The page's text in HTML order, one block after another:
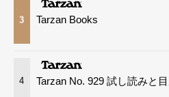
3 Tarzan Books
4 Tarzan No. 929 試し読みと